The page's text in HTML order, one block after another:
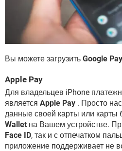
Вы можете загрузить Google Pay
Apple Pay
Для владельцев iPhone
является Apple Pay . Просто
данные своей карты или карты
Wallet на Вашем устройстве.
Face ID, так и с отпечатком
приложение поддерживает не